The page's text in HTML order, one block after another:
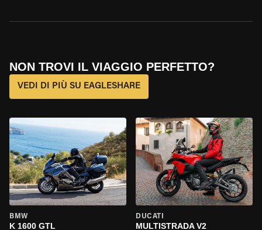
NON TROVI IL VIAGGIO PERFETTO?
VEDI DI PIÙ SU EAGLESHARE
BMW
K 1600 GTL
DUCATI
MULTISTRADA V2